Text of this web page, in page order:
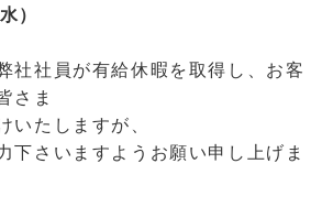
）
社社員が有給休暇を取得し、お客
さま
いたしますが、
下さいますようお願い申し上げま